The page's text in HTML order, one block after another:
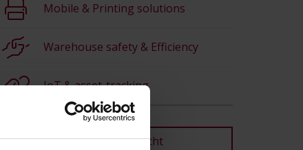
Mobile & Printing solutions
Warehouse safety & Efficiency
IoT & asset-tracking
Terug naar overzicht